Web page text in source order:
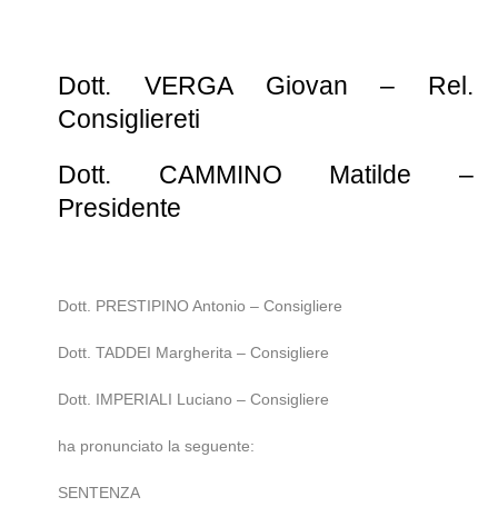
Dott. VERGA Giovan – Rel.
Consigliereti
Dott. CAMMINO Matilde –
Presidente
Dott. PRESTIPINO Antonio – Consigliere
Dott. TADDEI Margherita – Consigliere
Dott. IMPERIALI Luciano – Consigliere
ha pronunciato la seguente:
SENTENZA